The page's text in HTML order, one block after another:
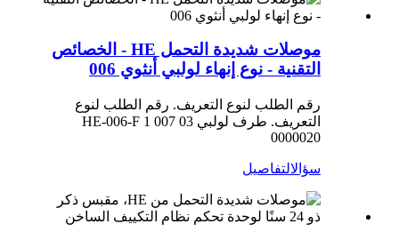
موصلات شديدة التحمل HE - الخصائص
التقنية - نوع إنهاء لولبي أنثوي 006
رقم الطلب لنوع التعريف. رقم الطلب لنوع
التعريف. طرف لولبي HE-006-F 1 007 03
0000020
سؤالالتفاصيل